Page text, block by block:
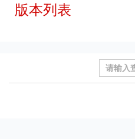
版本列表